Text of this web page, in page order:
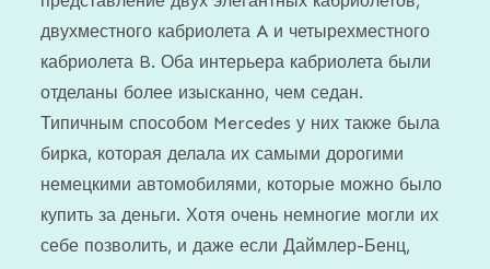
двухместного кабриолета A и четырехместного
кабриолета B. Оба интерьера кабриолета были
отделаны более изысканно, чем седан.
Типичным способом Mercedes у них также была
бирка, которая делала их самыми дорогими
немецкими автомобилями, которые можно было
купить за деньги. Хотя очень немногие могли их
себе позволить, и даже если Даймлер-Бенц,